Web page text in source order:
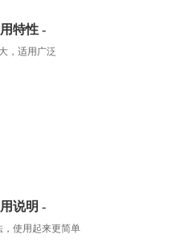
特性 -
，适用广泛
说明 -
，使用起来更简单